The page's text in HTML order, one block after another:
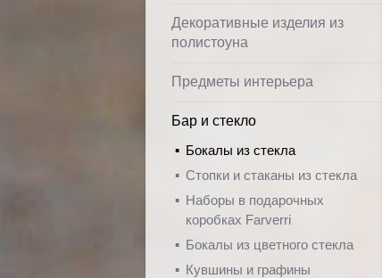
Декоративные изделия из
полистоуна
Предметы интерьера
Бар и стекло
Бокалы из стекла
Стопки и стаканы из стекла
Наборы в подарочных
коробках Farverri
Бокалы из цветного стекла
Кувшины и графины